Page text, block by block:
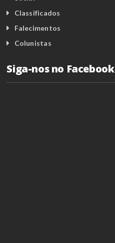
Classificados
Falecimentos
Colunistas
Siga-nos no Facebook